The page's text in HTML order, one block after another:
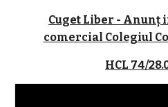
Cuget Liber -
comercial Colegiul
HCL 74/